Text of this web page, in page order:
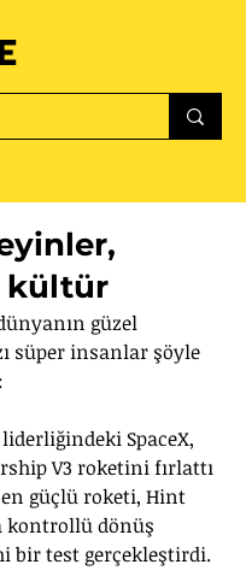
kültür
güzel
süper insanlar şöyle
SpaceX,
V3 roketini fırlattı
güçlü roketi, Hint
kontrollü dönüş
bir test gerçekleştirdi.